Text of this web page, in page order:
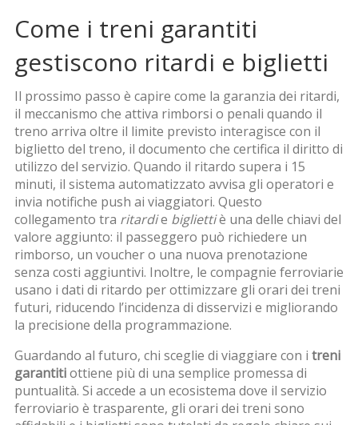
Come i treni garantiti
gestiscono ritardi e biglietti
Il prossimo passo è capire come la garanzia dei ritardi,
il meccanismo che attiva rimborsi o penali quando il
treno arriva oltre il limite previsto interagisce con il
biglietto del treno, il documento che certifica il diritto di
utilizzo del servizio. Quando il ritardo supera i 15
minuti, il sistema automatizzato avvisa gli operatori e
invia notifiche push ai viaggiatori. Questo
collegamento tra ritardie bigliettiè una delle chiavi del
valore aggiunto: il passeggero può richiedere un
rimborso, un voucher o una nuova prenotazione
senza costi aggiuntivi. Inoltre, le compagnie ferroviarie
usano i dati di ritardo per ottimizzare gli orari dei treni
futuri, riducendo l’incidenza di disservizi e migliorando
la precisione della programmazione.
Guardando al futuro, chi sceglie di viaggiare con i treni
garantitiottiene più di una semplice promessa di
puntualità. Si accede a un ecosistema dove il servizio
ferroviario è trasparente, gli orari dei treni sono